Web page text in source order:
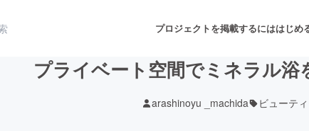
プロジェクトを掲載するにははじめ
プライベート空間でミネラル浴
arashinoyu _machida ビューテ